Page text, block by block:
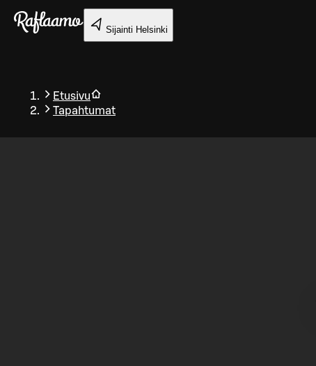
Siirry pääsisältöön
Sijainti Helsinki
Etusivu
Tapahtumat
Takaisin